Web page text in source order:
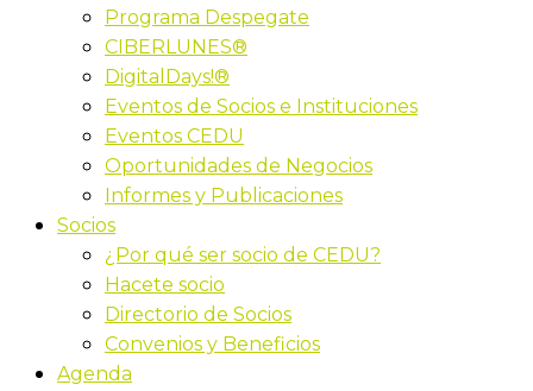
Programa Despegate
CIBERLUNES®
DigitalDays!®
Eventos de Socios e Instituciones
Eventos CEDU
Oportunidades de Negocios
Informes y Publicaciones
Socios
¿Por qué ser socio de CEDU?
Hacete socio
Directorio de Socios
Convenios y Beneficios
Agenda